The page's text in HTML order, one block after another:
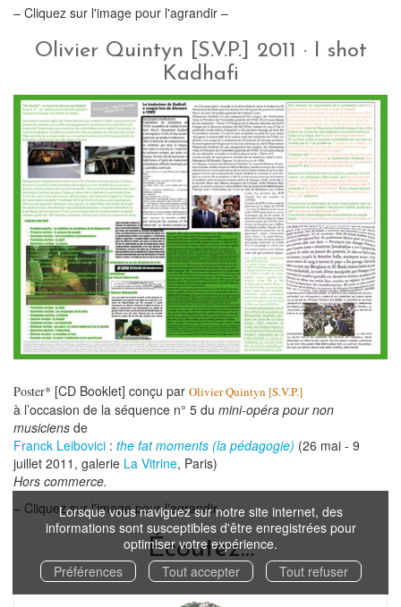
Lorsque vous naviguez sur notre site internet, des
informations sont susceptibles d'être enregistrées pour
optimiser votre expérience.
Préférences
Tout accepter Tout refuser
– Cliquez sur l'image pour l'agrandir –
Olivier Quintyn [S.V.P.] 2011 · I shot
Kadhafi
Poster* [CD Booklet] conçu par Olivier Quintyn [S.V.P.]
à l’occasion de la séquence n° 5 du mini-opéra pour non
musiciens de
Franck Leibovici : the fat moments (la pédagogie) (26 mai - 9
juillet 2011, galerie La Vitrine, Paris)
Hors commerce.
– Cliquez sur l'image pour l'agrandir –
Écoutez…